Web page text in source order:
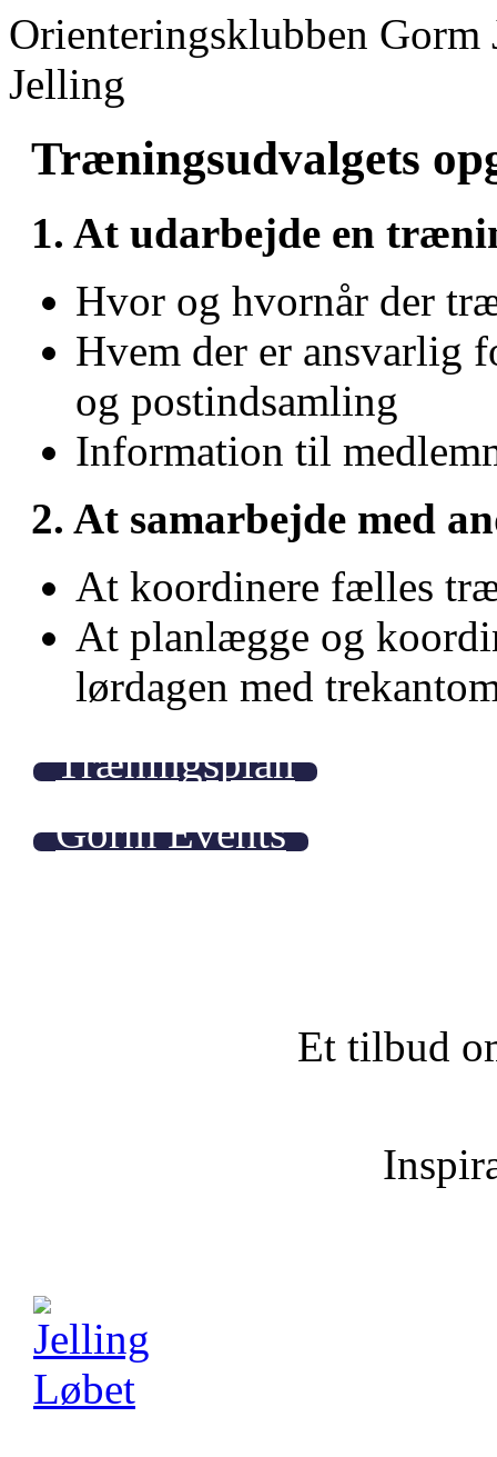
Orienteringsklubben
Jelling
Træningsudvalgets
1. At udarbejde en
Hvor og hvornår der
Hvem der er ansvarlig
og postindsamling
Information til
2. At samarbejde med
At koordinere fælles
At planlægge og
lørdagen med
Træningsplan
Gorm Events
Et tilbud